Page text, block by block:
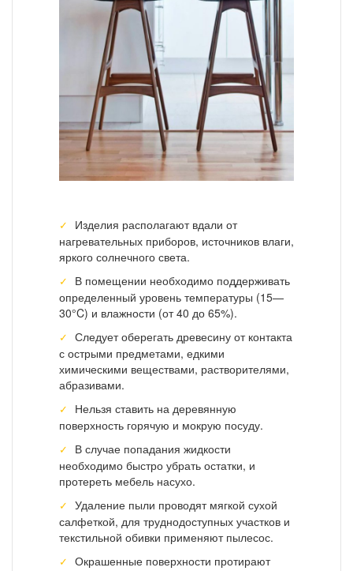
Изделия располагают вдали от
нагревательных приборов, источников влаги,
яркого солнечного света.
В помещении необходимо поддерживать
определенный уровень температуры (15—
30°C) и влажности (от 40 до 65%).
Следует оберегать древесину от контакта
с острыми предметами, едкими
химическими веществами, растворителями,
абразивами.
Нельзя ставить на деревянную
поверхность горячую и мокрую посуду.
В случае попадания жидкости
необходимо быстро убрать остатки, и
протереть мебель насухо.
Удаление пыли проводят мягкой сухой
салфеткой, для труднодоступных участков и
текстильной обивки применяют пылесос.
Окрашенные поверхности протирают